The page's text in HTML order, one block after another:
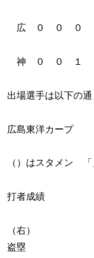
広 ０ ０
神 ０ ０ １
出場選手は以下の通
広島東洋カープ
（）はスタメン
打者成績
（右） 野
盗塁